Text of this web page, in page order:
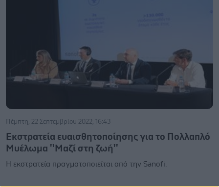
Πέμπτη, 22 Σεπτεμβρίου 2022, 16:43
Eκστρατεία ευαισθητοποίησης για το Πολλαπλό
Μυέλωμα ''Μαζί στη ζωή''
Η εκστρατεία πραγματοποιείται από την Sanofi.